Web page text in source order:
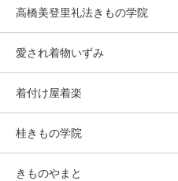
高橋美登里礼法きもの学院
愛され着物いずみ
着付け屋着楽
桂きもの学院
きものやまと